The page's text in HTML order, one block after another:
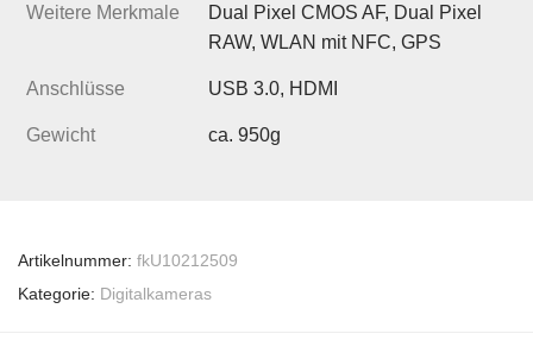
Weitere Merkmale
Dual Pixel CMOS AF, Dual Pixel
RAW, WLAN mit NFC, GPS
Anschlüsse USB 3.0, HDMI
Gewicht ca. 950g
Artikelnummer: fkU10212509
Kategorie: Digitalkameras